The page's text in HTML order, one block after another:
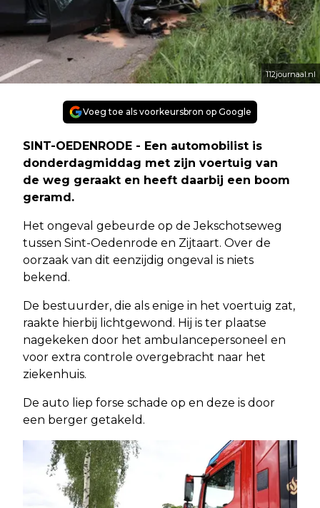
112journaal.nl
Voeg toe als voorkeursbron op Google
SINT-OEDENRODE - Een automobilist is
donderdagmiddag met zijn voertuig van
de weg geraakt en heeft daarbij een boom
geramd.
Het ongeval gebeurde op de Jekschotseweg
tussen Sint-Oedenrode en Zijtaart. Over de
oorzaak van dit eenzijdig ongeval is niets
bekend.
De bestuurder, die als enige in het voertuig zat,
raakte hierbij lichtgewond. Hij is ter plaatse
nagekeken door het ambulancepersoneel en
voor extra controle overgebracht naar het
ziekenhuis.
De auto liep forse schade op en deze is door
een berger getakeld.